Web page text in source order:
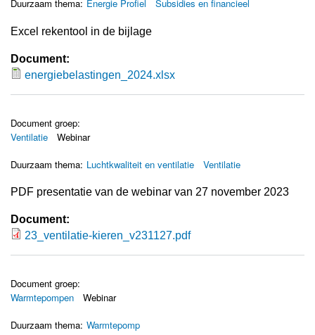
Duurzaam thema: Energie Profiel Subsidies en financieel
Excel rekentool in de bijlage
Document:
energiebelastingen_2024.xlsx
energiebelastingen_2024.xlsx
Document groep:
Ventilatie
Webinar
Duurzaam thema: Luchtkwaliteit en ventilatie Ventilatie
PDF presentatie van de webinar van 27 november 2023
Document:
23_ventilatie-kieren_v231127.pdf
23_ventilatie-kieren_v231127.pdf
Document groep:
Warmtepompen
Webinar
Duurzaam thema: Warmtepomp